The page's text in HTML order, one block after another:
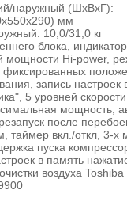
наружный (ШхВхГ):
мм
10,0/31,0 кг
блока,
Hi-power,
фиксированных
запись
5 уровней
мощность,
после
таймер вкл./откл, 3-х
пуска
в память
воздуха Toshiba